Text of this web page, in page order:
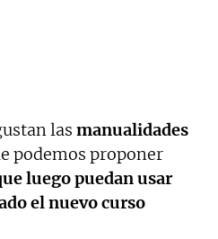
las manualidades
podemos proponer
luego puedan usar
el nuevo curso